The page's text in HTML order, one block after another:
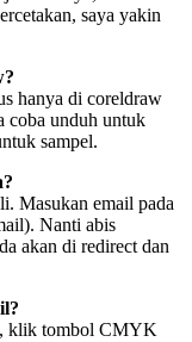
saya yakin
hanya di coreldraw
coba unduh untuk
sampel.
Masukan email pada
Nanti abis
akan di redirect dan
klik tombol CMYK